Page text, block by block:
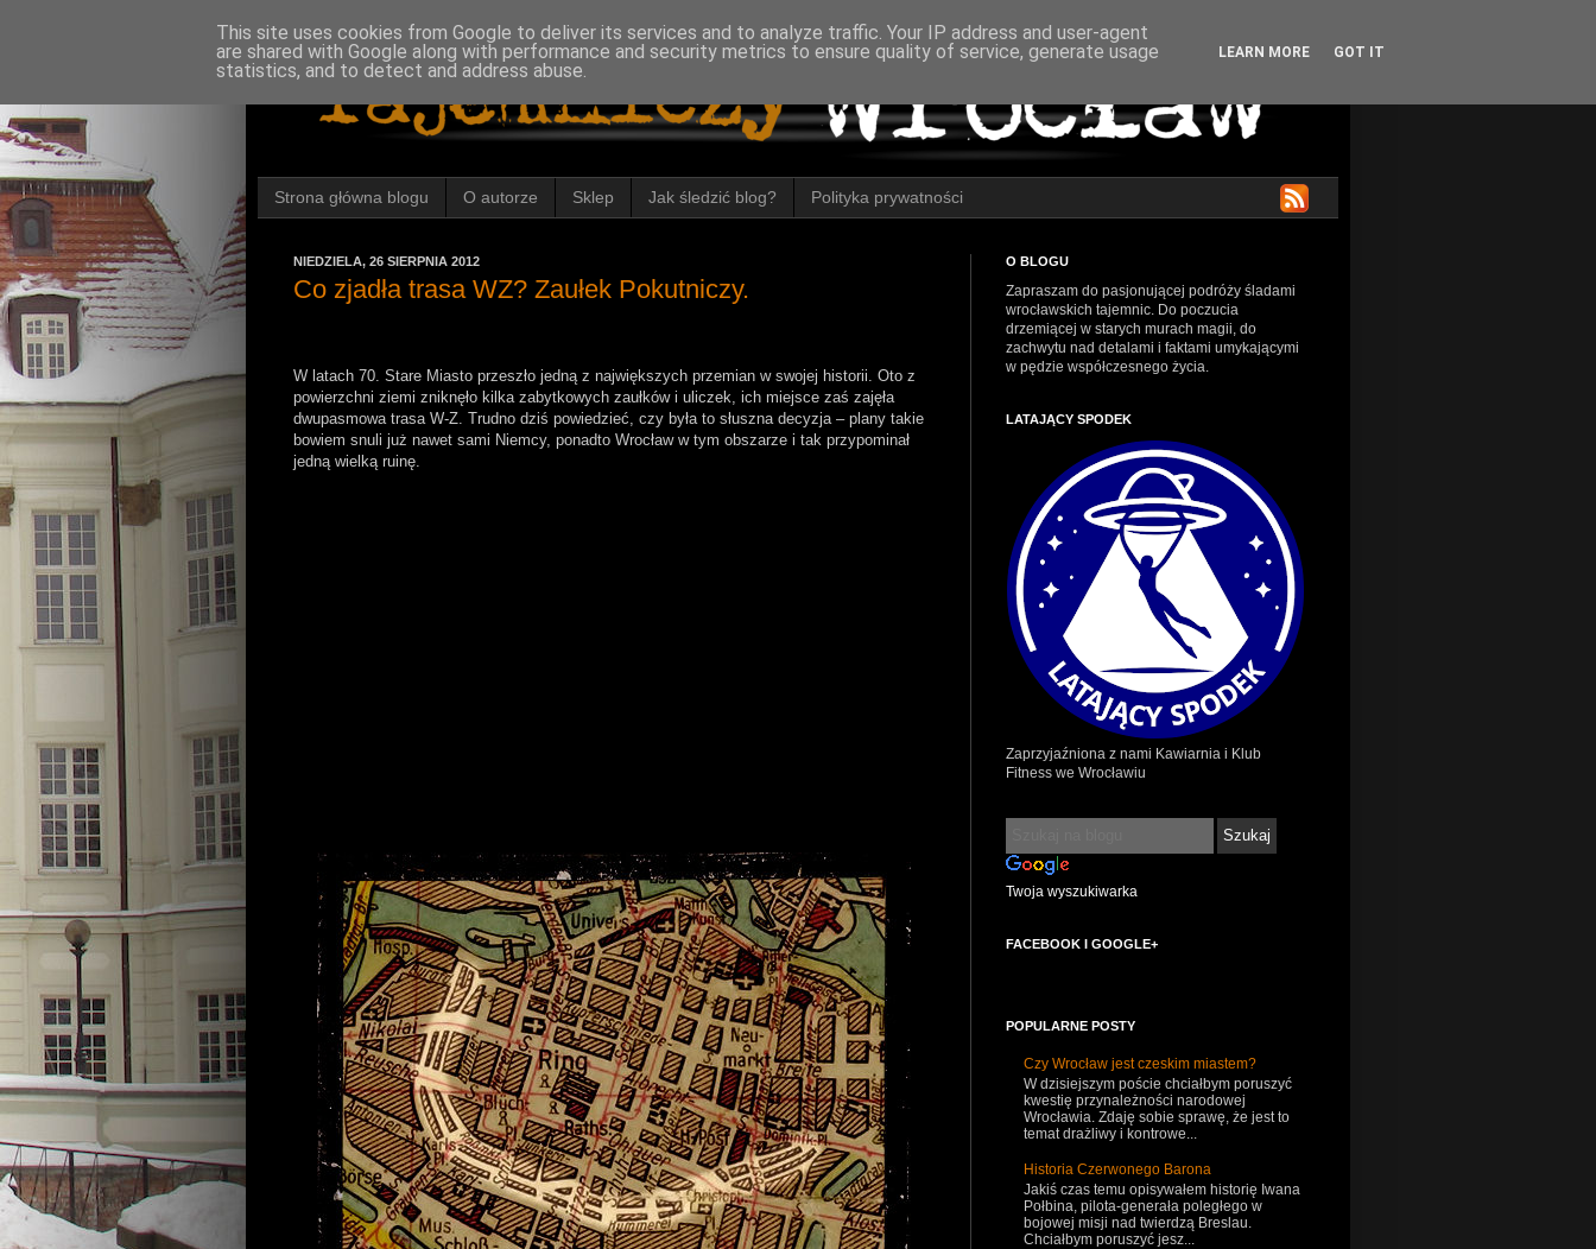
Strona główna blogu O autorze Sklep Jak śledzić blog? Polityka prywatności
NIEDZIELA, 26 SIERPNIA 2012
Co zjadła trasa WZ? Zaułek Pokutniczy.
W latach 70. Stare Miasto przeszło jedną z największych przemian w swojej historii. Oto z
powierzchni ziemi zniknęło kilka zabytkowych zaułków i uliczek, ich miejsce zaś zajęła
dwupasmowa trasa W-Z. Trudno dziś powiedzieć, czy była to słuszna decyzja – plany takie
bowiem snuli już nawet sami Niemcy, ponadto Wrocław w tym obszarze i tak przypominał
jedną wielką ruinę.
O BLOGU
Zapraszam do pasjonującej podróży śladami
wrocławskich tajemnic. Do poczucia
drzemiącej w starych murach magii, do
zachwytu nad detalami i faktami umykającymi
w pędzie współczesnego życia.
LATAJĄCY SPODEK
Zaprzyjaźniona z nami Kawiarnia i Klub
Fitness we Wrocławiu
Twoja wyszukiwarka
FACEBOOK I GOOGLE+
POPULARNE POSTY
Czy Wrocław jest czeskim miastem?
W dzisiejszym poście chciałbym poruszyć
kwestię przynależności narodowej
Wrocławia. Zdaję sobie sprawę, że jest to
temat drażliwy i kontrowe...
Historia Czerwonego Barona
Jakiś czas temu opisywałem historię Iwana
Połbina, pilota-generała poległego w
bojowej misji nad twierdzą Breslau.
Chciałbym poruszyć jesz...
This site uses cookies from Google to deliver its services and to analyze traffic. Your IP address and user-agent
are shared with Google along with performance and security metrics to ensure quality of service, generate usage
statistics, and to detect and address abuse.
LEARN MORE GOT IT